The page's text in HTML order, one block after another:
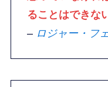
ることはできな
– ロジャー・フ